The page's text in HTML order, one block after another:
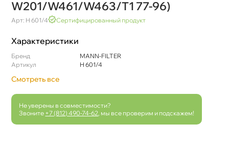
W201/W461/W463/T1 77-96)
Арт: H 601/4 Сертифицированный продукт
Характеристики
Бренд
MANN-FILTER
Артикул
H 601/4
Смотреть все
Не уверены в совместимости?
Звоните +7 (812) 490-74-62 , мы все проверим и подскажем!